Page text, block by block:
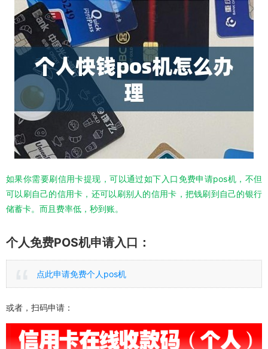
如果你需要刷信用卡提现，可以通过如下入口免费申请pos机，不但
可以刷自己的信用卡，还可以刷别人的信用卡，把钱刷到自己的银行
储蓄卡。而且费率低，秒到账。
个人免费POS机申请入口：
点此申请免费个人pos机
或者，扫码申请：